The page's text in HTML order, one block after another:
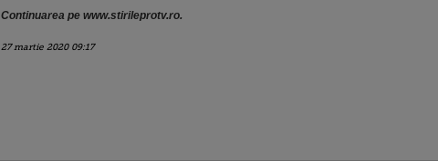
Continuarea pe www.stirileprotv.ro.
27 martie 2020 09:17